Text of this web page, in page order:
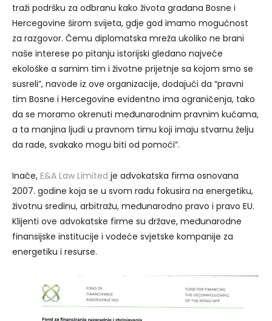
traži podršku za odbranu kako života građana Bosne i
Hercegovine širom svijeta, gdje god imamo mogućnost
za razgovor. Čemu diplomatska mreža ukoliko ne brani
naše interese po pitanju istorijski gledano najveće
ekološke a samim tim i životne prijetnje sa kojom smo se
susreli”, navode iz ove organizacije, dodajući da “pravni
tim Bosne i Hercegovine evidentno ima ograničenja, tako
da se moramo okrenuti međunarodnim pravnim kućama,
a ta manjina ljudi u pravnom timu koji imaju stvarnu želju
da rade, svakako mogu biti od pomoći”.
Inače, E&A Law Limited je advokatska firma osnovana
2007. godine koja se u svom radu fokusira na energetiku,
životnu sredinu, arbitražu, međunarodno pravo i pravo EU.
Klijenti ove advokatske firme su države, međunarodne
finansijske institucije i vodeće svjetske kompanije za
energetiku i resurse.